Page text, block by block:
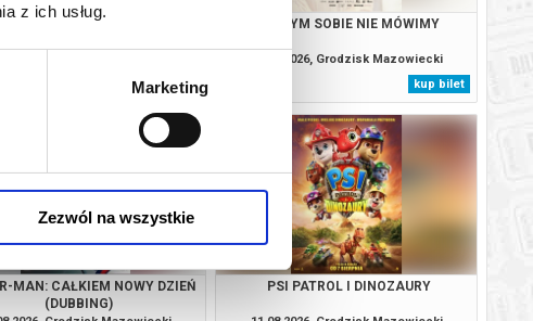
z ich usług.
Marketing
Zezwól na wszystkie
PSI PATROL I DINOZAURY
kup bilet
O CZYM SOBIE NIE MÓWIMY
09.08.2026, Grodzisk Mazowiecki
kup bilet
MAN: CAŁKIEM NOWY DZIEŃ
(DUBBING)
PSI PATROL I DINOZAURY